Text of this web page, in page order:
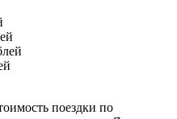
поездки по